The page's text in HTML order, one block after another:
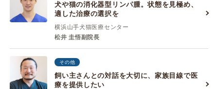
犬や猫の消化器型リンパ腫。状態を見極め、
適した治療の選択を
横浜山手犬猫医療センター
松井 圭悟副院長
その他
飼い主さんとの対話を大切に、家族目線で医
療を提供したい